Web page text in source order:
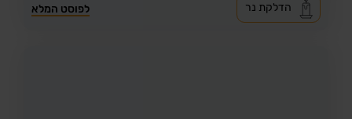
לפוסט המלא הדלקת נר